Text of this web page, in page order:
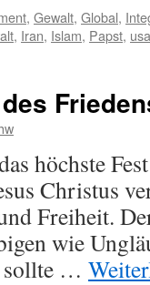
, Gewalt, Global,
, Iran, Islam, Papst, usa
höchste
Christus
Freiheit.
wie
sollte …